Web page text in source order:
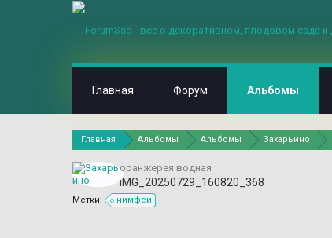
Главная Альбомы Альбомы Захарьино
оранжерея водная
IMG_20250729_160820_368
Метки: нимфеи
Главная Форум Альбомы